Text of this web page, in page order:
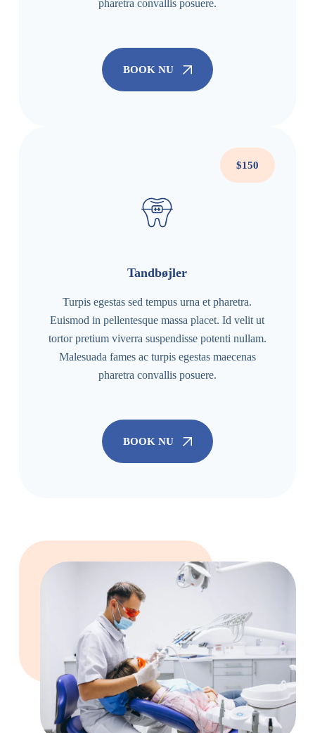
pharetra convallis posuere.
BOOK NU
$150
Tandbøjler
Turpis egestas sed tempus urna et pharetra.
Euismod in pellentesque massa placet. Id velit ut
tortor pretium viverra suspendisse potenti nullam.
Malesuada fames ac turpis egestas maecenas
pharetra convallis posuere.
BOOK NU